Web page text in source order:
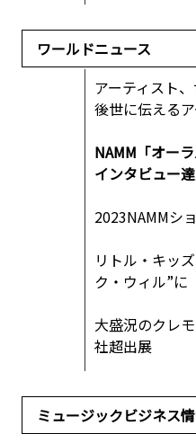
ワールドニュース
アーティスト
後世に伝える
NAMM「オー
インタビュー
2023NAMMシ
リトル・キッ
ク・ウィル”に
大盛況のクレ
社超出展
ミュージックビジネス